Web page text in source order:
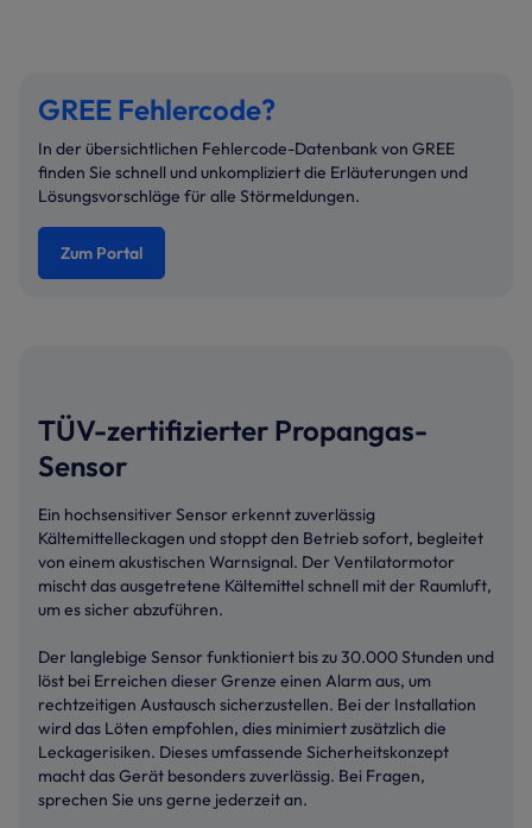
GREE Fehlercode?
In der übersichtlichen Fehlercode-Datenbank von GREE
finden Sie schnell und unkompliziert die Erläuterungen und
Lösungsvorschläge für alle Störmeldungen.
Zum Portal
TÜV-zertifizierter Propangas-
Sensor
Ein hochsensitiver Sensor erkennt zuverlässig
Kältemittelleckagen und stoppt den Betrieb sofort, begleitet
von einem akustischen Warnsignal. Der Ventilatormotor
mischt das ausgetretene Kältemittel schnell mit der Raumluft,
um es sicher abzuführen.
Der langlebige Sensor funktioniert bis zu 30.000 Stunden und
löst bei Erreichen dieser Grenze einen Alarm aus, um
rechtzeitigen Austausch sicherzustellen. Bei der Installation
wird das Löten empfohlen, dies minimiert zusätzlich die
Leckagerisiken. Dieses umfassende Sicherheitskonzept
macht das Gerät besonders zuverlässig. Bei Fragen,
sprechen Sie uns gerne jederzeit an.